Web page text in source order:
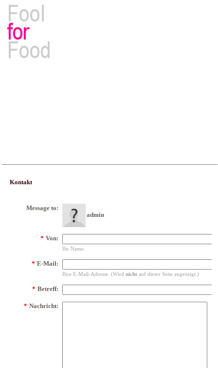
Kontakt
Message to:
admin
* Von:
Ihr Name.
* E-Mail:
Ihre E-Mail-Adresse. (Wird nicht auf dieser Seite angezeigt.)
* Betreff:
* Nachricht: